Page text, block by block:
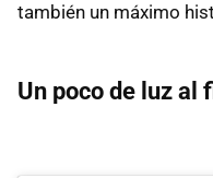
también un máximo
Un poco de luz al